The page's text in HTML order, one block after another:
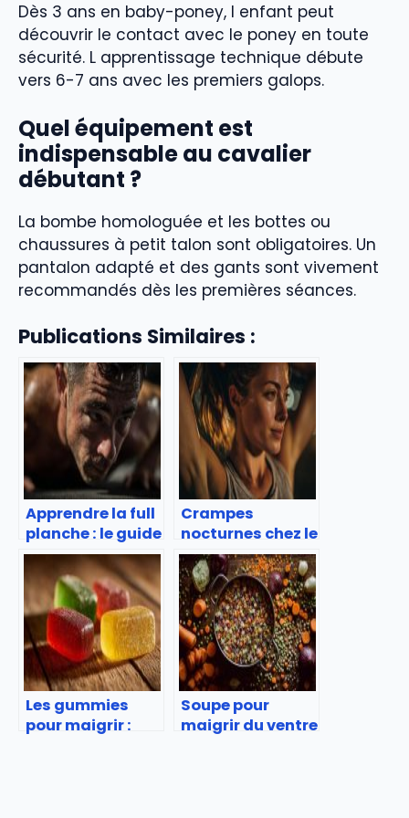
Dès 3 ans en baby-poney, l enfant peut
découvrir le contact avec le poney en toute
sécurité. L apprentissage technique débute
vers 6-7 ans avec les premiers galops.
Quel équipement est
indispensable au cavalier
débutant ?
La bombe homologuée et les bottes ou
chaussures à petit talon sont obligatoires. Un
pantalon adapté et des gants sont vivement
recommandés dès les premières séances.
Publications Similaires :
Apprendre la full
planche : le guide
complet
(vraiment) !
Crampes
nocturnes chez le
sportif : causes
prévention et
solutions
Les gummies
pour maigrir :
Soupe pour
maigrir du ventre